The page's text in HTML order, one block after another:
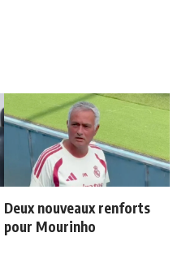
Deux nouveaux renforts
pour Mourinho